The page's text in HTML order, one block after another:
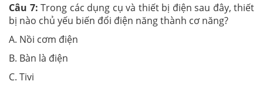
Câu 7: Trong các dụng cụ và thiết bị điện sau đây, thiết
bị nào chủ yếu biến đổi điện năng thành cơ năng?
A. Nồi cơm điện
B. Bàn là điện
C. Tivi